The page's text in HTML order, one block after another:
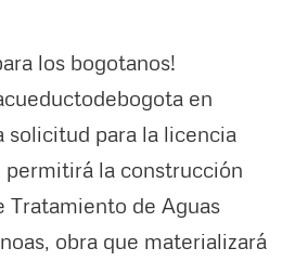
los bogotanos!
en
solicitud para la licencia
permitirá la construcción
Tratamiento de Aguas
obra que materializará